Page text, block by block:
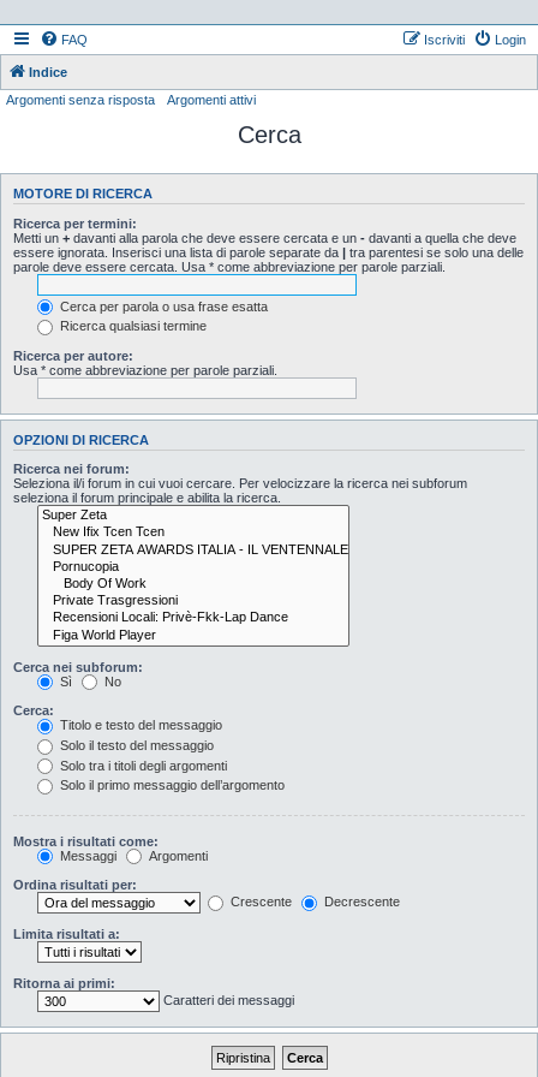
FAQ Login
Iscriviti
Indice
Argomenti senza risposta
Argomenti attivi
Cerca
MOTORE DI RICERCA
Ricerca per termini:
Metti un + davanti alla parola che deve essere cercata e un - davanti a quella che deve
essere ignorata. Inserisci una lista di parole separate da | tra parentesi se solo una delle
parole deve essere cercata. Usa * come abbreviazione per parole parziali.
Cerca per parola o usa frase esatta
Ricerca qualsiasi termine
Ricerca per autore:
Usa * come abbreviazione per parole parziali.
OPZIONI DI RICERCA
Ricerca nei forum:
Seleziona il/i forum in cui vuoi cercare. Per velocizzare la ricerca nei subforum
seleziona il forum principale e abilita la ricerca.
Cerca nei subforum:
Sì
No
Cerca:
Titolo e testo del messaggio
Solo il testo del messaggio
Solo tra i titoli degli argomenti
Solo il primo messaggio dell’argomento
Mostra i risultati come:
Messaggi
Argomenti
Ordina risultati per:
Crescente
Decrescente
Limita risultati a:
Ritorna ai primi:
Caratteri dei messaggi